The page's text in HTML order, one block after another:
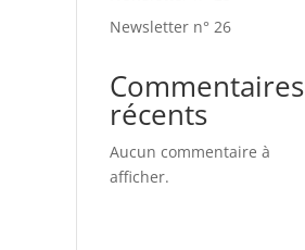
Newsletter n° 26
Commentaires
récents
Aucun commentaire à
afficher.